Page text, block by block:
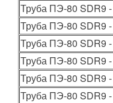
Труба ПЭ-80 SDR9
Труба ПЭ-80 SDR9
Труба ПЭ-80 SDR9
Труба ПЭ-80 SDR9
Труба ПЭ-80 SDR9
Труба ПЭ-80 SDR9